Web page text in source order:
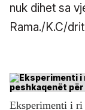
nuk dihet sa
Rama./K.C/
Eksperimenti i ri